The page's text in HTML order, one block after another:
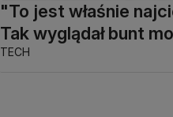
"To jest właśnie
Tak wyglądał bunt
TECH